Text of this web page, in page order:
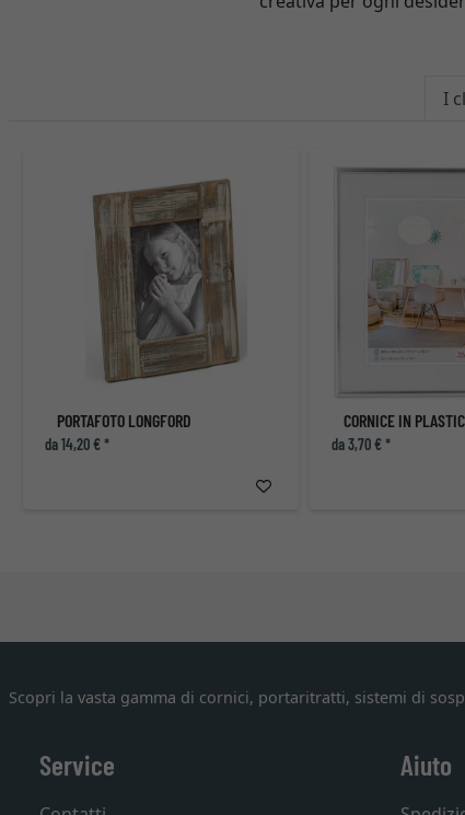
I
PORTAFOTO LONGFORD
da 14,20 € * da 3,70 € *
Scopri la vasta gamma di cornici, portaritratti, sistemi di
Service Aiuto